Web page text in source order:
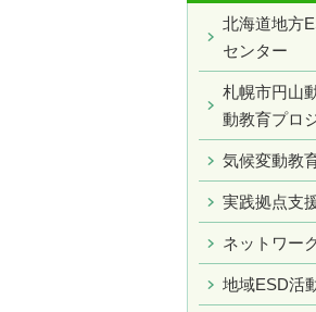
北海道地方
センター
札幌市円山
動教育プロ
気候変動教
実践拠点支
ネットワー
地域ESD活